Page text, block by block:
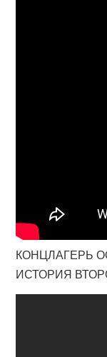
КОНЦЛАГЕРЬ
ИСТОРИЯ